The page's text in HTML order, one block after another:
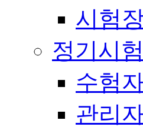
시험
정기시
수험
관리